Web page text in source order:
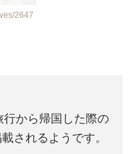
2647
行から帰国した際の
されるようです。